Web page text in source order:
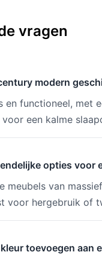
vragen
modern
en functioneel, met
een kalme
opties voor
meubels van
voor hergebruik of
toevoegen aan